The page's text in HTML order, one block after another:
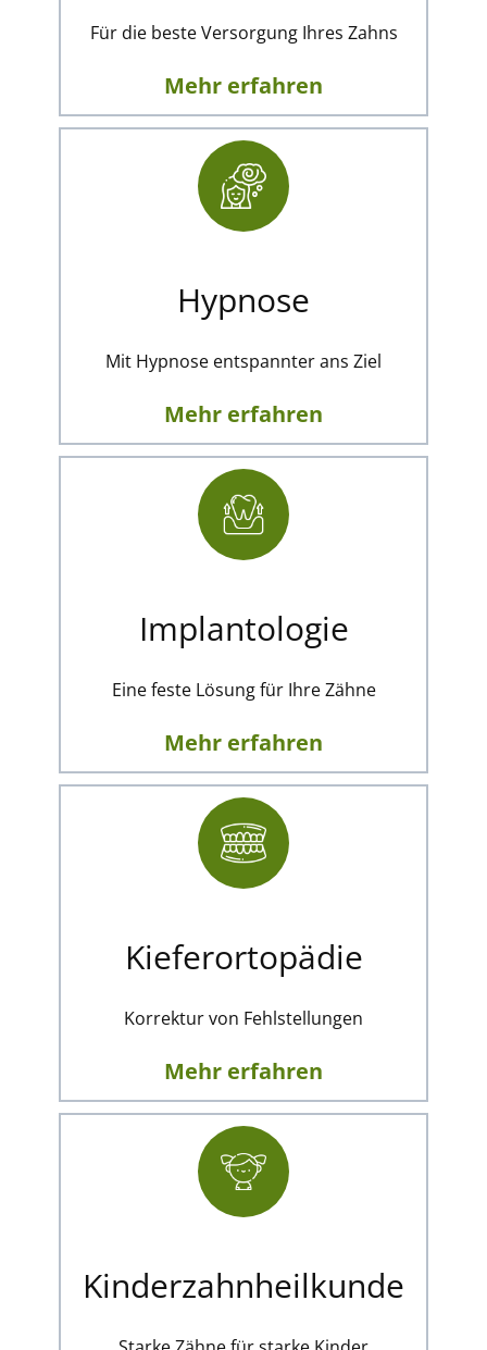
Für die beste Versorgung Ihres Zahns
Mehr erfahren
Hypnose
Mit Hypnose entspannter ans Ziel
Mehr erfahren
Implantologie
Eine feste Lösung für Ihre Zähne
Mehr erfahren
Kieferortopädie
Korrektur von Fehlstellungen
Mehr erfahren
Kinderzahnheilkunde